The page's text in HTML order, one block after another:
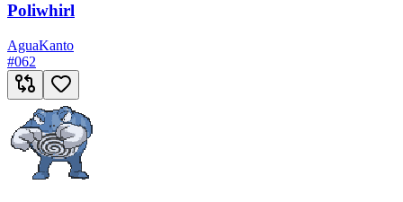
Poliwhirl
AguaKanto
#062